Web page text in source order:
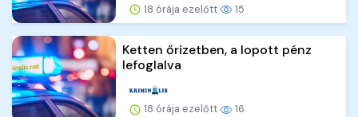
18 órája ezelőtt 15
Ketten őrizetben, a lopott pénz
lefoglalva
18 órája ezelőtt 16